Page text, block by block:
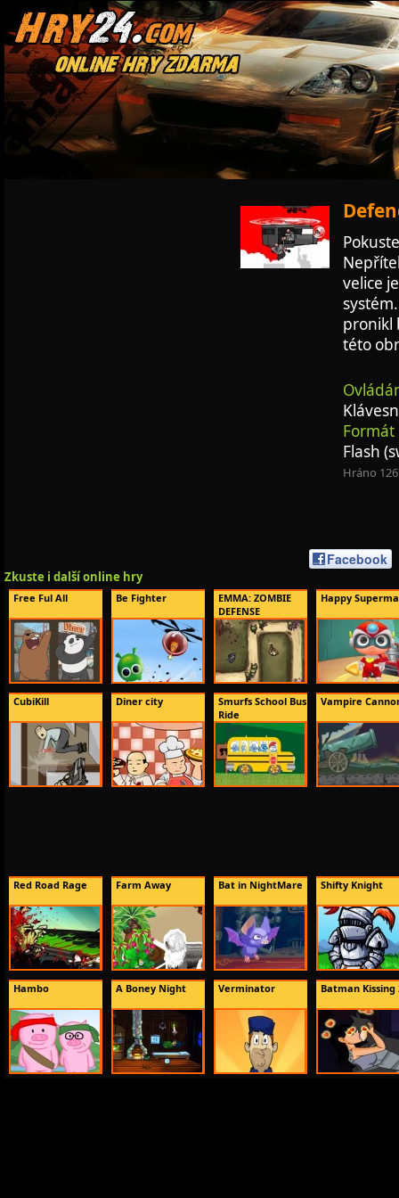
velice
pronikl
této
Flash
Hráno
Facebook
Zkuste i další online hry
Free Ful All Be Fighter
EMMA: ZOMBIE
DEFENSE
Happy
CubiKill Diner city
Smurfs School Bus
Ride
Vampire
Red Road Rage Farm Away Bat in NightMare Shifty Knight
Hambo A Boney Night Verminator Batman Kissing